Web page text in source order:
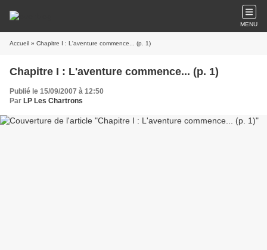
MENU
Accueil » Chapitre I : L'aventure commence... (p. 1)
Chapitre I : L'aventure commence... (p. 1)
Publié le 15/09/2007 à 12:50
Par LP Les Chartrons